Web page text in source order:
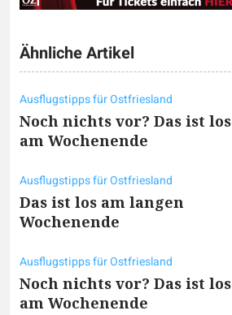
Ähnliche Artikel
Ausflugstipps für Ostfriesland
Noch nichts vor? Das ist los
am Wochenende
Ausflugstipps für Ostfriesland
Das ist los am langen
Wochenende
Ausflugstipps für Ostfriesland
Noch nichts vor? Das ist los
am Wochenende